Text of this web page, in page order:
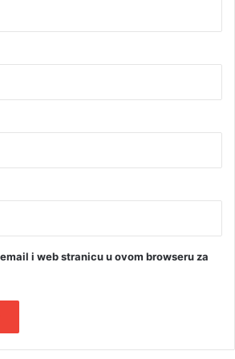
i web stranicu u ovom browseru za